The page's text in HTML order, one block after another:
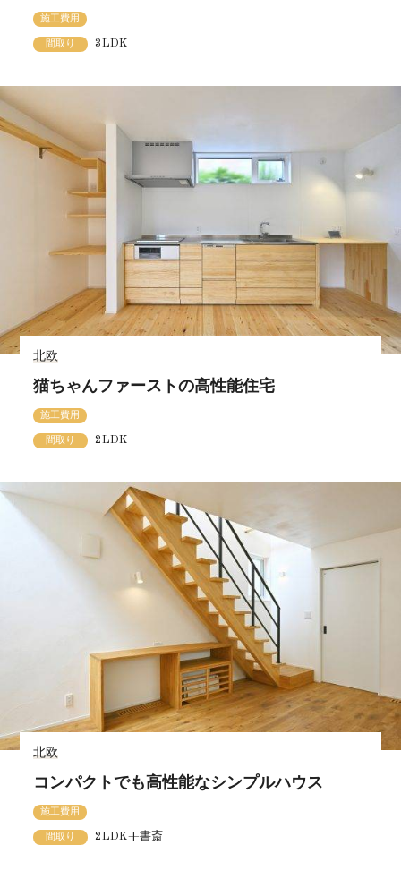
施工費用
間取り 3LDK
北欧
猫ちゃんファーストの高性能住宅
施工費用
間取り 2LDK
北欧
コンパクトでも高性能なシンプルハウス
施工費用
間取り 2LDK+書斎